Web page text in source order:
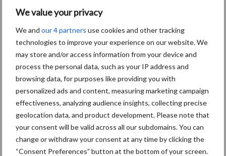
We value your privacy
We and our 4 partners use cookies and other tracking
technologies to improve your experience on our website. We
may store and/or access information from your device and
process the personal data, such as your IP address and
browsing data, for purposes like providing you with
personalized ads and content, measuring marketing campaign
effectiveness, analyzing audience insights, collecting precise
geolocation data, and product development. Please note that
your consent will be valid across all our subdomains. You can
change or withdraw your consent at any time by clicking the
“Consent Preferences” button at the bottom of your screen.
Primaire
Sidebar
Recent nieuws Partner nieuws
6 aug
"Hoge verwachtingen van schijven
voor kouters"
5 aug
nieuwe marktsegmenten
Toon meer